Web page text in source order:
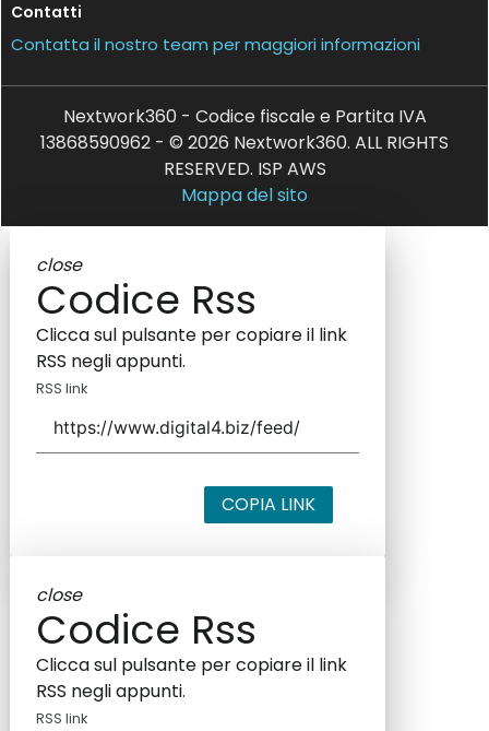
Contatti
Contatta il nostro team per maggiori informazioni
Nextwork360 - Codice fiscale e Partita IVA
13868590962 - © 2026 Nextwork360. ALL RIGHTS
RESERVED. ISP AWS
Mappa del sito
close
Codice Rss
Clicca sul pulsante per copiare il link
RSS negli appunti.
RSS link
COPIA LINK
close
Codice Rss
Clicca sul pulsante per copiare il link
RSS negli appunti.
RSS link